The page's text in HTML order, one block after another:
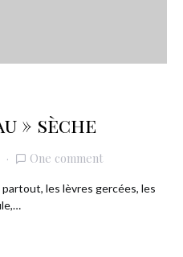
» sèche
One comment
les lèvres gercées, les